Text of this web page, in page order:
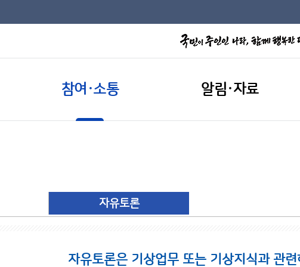
참여·소통 알림·자료
자유토론
자유토론은 기상업무 또는 기상지식과 관